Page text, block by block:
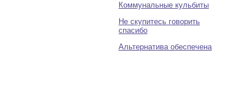
Коммунальные кульбиты
Не скупитесь говорить
спасибо
Альтернатива обеспечена